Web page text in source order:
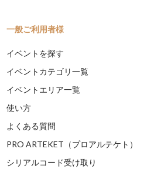
一般ご利用者様
イベントを探す
イベントカテゴリ一覧
イベントエリア一覧
使い方
よくある質問
PRO ARTEKET（プロアルテケト）
シリアルコード受け取り